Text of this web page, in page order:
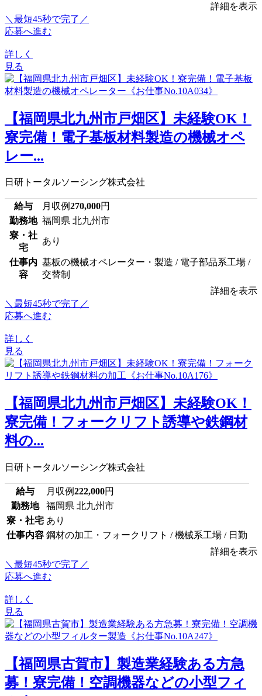
詳細を表示
＼最短45秒で完了／
応募へ進む
詳しく
見る
【福岡県北九州市戸畑区】未経験OK！
寮完備！電子基板材料製造の機械オペ
レー...
日研トータルソーシング株式会社
給与 月収例270,000円
勤務地 福岡県 北九州市
寮・社
宅
あり
仕事内
容
基板の機械オペレーター・製造 / 電子部品系工場 /
交替制
詳細を表示
＼最短45秒で完了／
応募へ進む
詳しく
見る
【福岡県北九州市戸畑区】未経験OK！
寮完備！フォークリフト誘導や鉄鋼材
料の...
日研トータルソーシング株式会社
給与 月収例222,000円
勤務地
福岡県 北九州市
寮・社宅 あり
仕事内容 鋼材の加工・フォークリフト / 機械系工場 / 日勤
詳細を表示
＼最短45秒で完了／
応募へ進む
詳しく
見る
【福岡県古賀市】製造業経験ある方急
募！寮完備！空調機器などの小型フィ